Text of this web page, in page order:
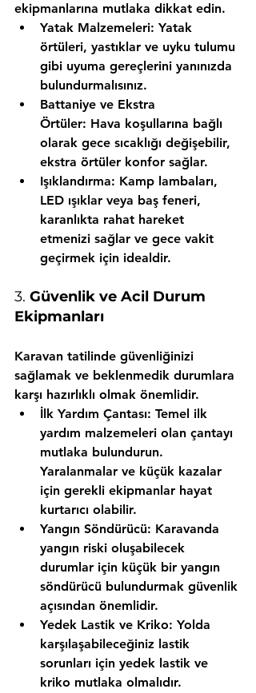
ekipmanlarına mutlaka dikkat edin.
Yatak Malzemeleri: Yatak
örtüleri, yastıklar ve uyku tulumu
gibi uyuma gereçlerini yanınızda
bulundurmalısınız.
Battaniye ve Ekstra
Örtüler: Hava koşullarına bağlı
olarak gece sıcaklığı değişebilir,
ekstra örtüler konfor sağlar.
Işıklandırma: Kamp lambaları,
LED ışıklar veya baş feneri,
karanlıkta rahat hareket
etmenizi sağlar ve gece vakit
geçirmek için idealdir.
3. Güvenlik ve Acil Durum
Ekipmanları
Karavan tatilinde güvenliğinizi
sağlamak ve beklenmedik durumlara
karşı hazırlıklı olmak önemlidir.
İlk Yardım Çantası: Temel ilk
yardım malzemeleri olan çantayı
mutlaka bulundurun.
Yaralanmalar ve küçük kazalar
için gerekli ekipmanlar hayat
kurtarıcı olabilir.
Yangın Söndürücü: Karavanda
yangın riski oluşabilecek
durumlar için küçük bir yangın
söndürücü bulundurmak güvenlik
açısından önemlidir.
Yedek Lastik ve Kriko: Yolda
karşılaşabileceğiniz lastik
sorunları için yedek lastik ve
kriko mutlaka olmalıdır.